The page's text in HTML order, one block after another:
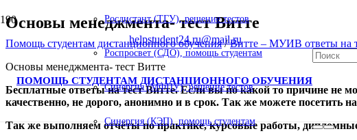
helpstudent24.ru@mail.ru
ПОМОЩЬ СТУДЕНТАМ ДИСТАНЦИОННОГО ОБУЧЕНИЯ
В
Росдистант (ТГУ), решение тестов
Роспросвет (СДО), помощь студентам
Синергия (МФПУ), решение тестов
Синергия (КЭП), помощь студентам
Основы менеджмента- тест Витте
Помощь студентам дистанционного обучения/Витте – МУИВ ответы на
Основы менеджмента- тест Витте
Бесплатные ответы на тест Витте. Если вы по какой то причине не
качественно, не дорого, анонимно и в срок. Так же можете посетить
Так же выполняем отчёты по практике, курсовые работы,